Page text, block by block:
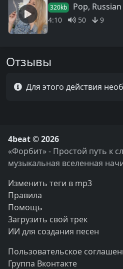
320kb Pop,
4:10 50 9
Отзывы
Для этого действия
4beat © 2026
«Форбит» - Простой путь к
музыкальная вселенная
Изменить теги в mp3
Правила
Помощь
Загрузить свой трек
ИИ для создания песен
Пользовательское
Группа Вконтакте